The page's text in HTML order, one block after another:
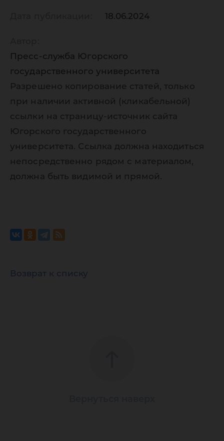
18.06.2024
Пресс-служба Югорского
государственного университета
Разрешено копирование статей, только
при наличии активной (кликабельной)
ссылки на страницу-источник сайта
Югорского государственного
университета. Ссылка должна находиться
непосредственно рядом с материалом,
должна быть видимой и прямой.
Возврат к списку